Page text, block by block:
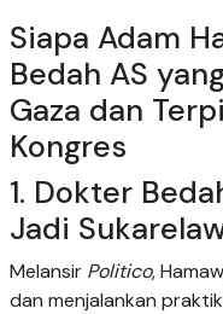
Siapa Adam
Bedah AS
Gaza dan
Kongres
1. Dokter
Jadi
Melansir Politico,
dan menjalankan